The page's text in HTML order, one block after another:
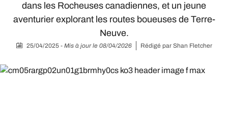
dans les Rocheuses canadiennes, et un jeune
aventurier explorant les routes boueuses de Terre-
Neuve.
25/04/2025 - Mis à jour le 08/04/2026 Rédigé par Shan Fletcher